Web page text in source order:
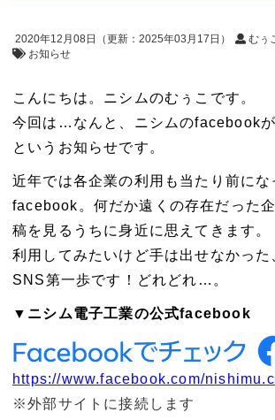
会社情報
採用情報
2020年12月08日 （更新： 2025年03月17日 ） むぅ
お知らせ
こんにちは。ニシムのむぅこです。
今回は…なんと、ニシムのfacebookが
というお知らせです。
近年では各企業の利用も当たり前にな
facebook。何だか遠くの存在だった
稿を見るうちに身近に思えてきます。
利用してみたいけど手は出せなかっ
SNS第一歩です！どれどれ…。
▼ニシム電子工業の公式facebook
https://www.facebook.com/
※外部サイトに接続します